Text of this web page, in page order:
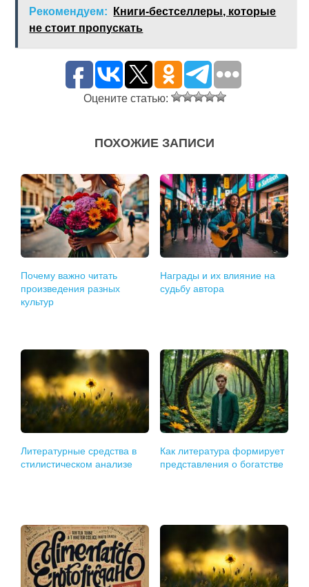
Рекомендуем:
Книги-бестселлеры, которые
не стоит пропускать
Оцените статью:
ПОХОЖИЕ ЗАПИСИ
Почему важно читать
произведения разных
культур
Награды и их влияние на
судьбу автора
Литературные средства в
стилистическом анализе
Как литература формирует
представления о богатстве